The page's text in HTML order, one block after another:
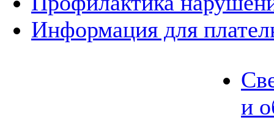
Информация для
и